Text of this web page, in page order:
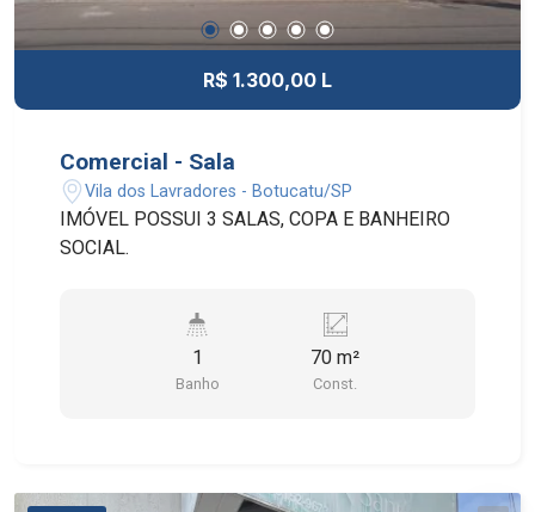
R$ 1.300,00 L
Comercial - Sala
Vila dos Lavradores - Botucatu/SP
IMÓVEL POSSUI 3 SALAS, COPA E BANHEIRO
SOCIAL.
1
Banho
70 m²
Const.